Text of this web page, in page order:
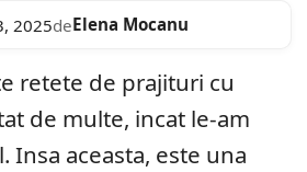
2025deElena Mocanu
retete de prajituri cu
de multe, incat le-am
aceasta, este una